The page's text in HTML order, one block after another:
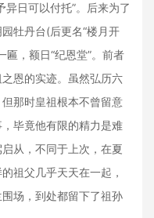
异日可以付托”。后来为了
牡丹台(后更名“楼月开
匾，额日“纪恩堂”。前者
恩的实迹。虽然弘历六
那时皇祖根本不曾留意
毕竟他有限的精力是难
从，不同于上次，在夏
祖父几乎天天在一起，
场，到处都留下了祖孙